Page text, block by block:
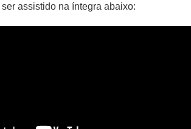
ser assistido na íntegra abaixo: